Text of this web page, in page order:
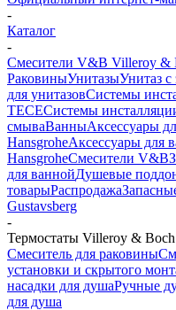
-
Каталог
-
Смесители V&B Villeroy &
РаковиныУнитазыУнитаз
для унитазовСистемы
TECEСистемы
смываВанныАксессуары
HansgroheАксессуары для
HansgroheСмесители V&B
для ваннойДушевые
товарыРаспродажа
Gustavsberg
-
Термостаты Villeroy & Boch
Смеситель для раковины
установки и скрытого
насадки для душаРучные
для душа